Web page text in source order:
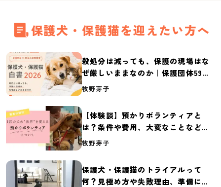
保護犬・保護猫を迎えたい方へ
殺処分は減っても、保護の現場はな
ぜ厳しいままなのか｜保護団体59団
体の実態調査【保護犬・保護猫白書
牧野芽子
【体験談】預かりボランティアと
は？条件や費用、大変なことなど紹
介
牧野芽子
保護犬・保護猫のトライアルって
何？見極め方や失敗理由、準備に必